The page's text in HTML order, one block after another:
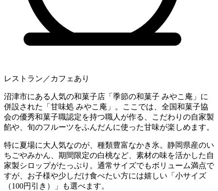
レストラン／カフェあり
沼津市にある人気の和菓子店「季節の和菓子 みやこ庵」に
併設された「甘味処 みやこ庵」。ここでは、全国和菓子協
会の優秀和菓子職認定を持つ職人が作る、こだわりの自家製
餡や、旬のフルーツをふんだんに使った甘味が楽しめます。
特に夏場に大人気なのが、種類豊富なかき氷。静岡県産のい
ちごやみかん、期間限定の白桃など、素材の味を活かした自
家製シロップがたっぷり。通常サイズでもボリューム満点で
すが、お子様や少しだけ食べたい方には嬉しい「小サイズ
（100円引き）」も選べます。